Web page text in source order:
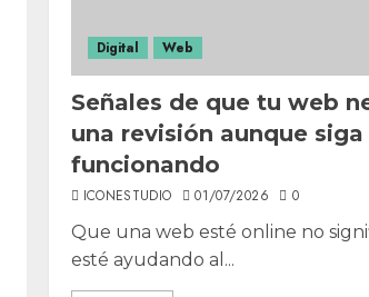
Digital Web
Señales de que tu web
una revisión aunque siga
funcionando
ICONESTUDIO 01/07/2026 0
Que una web esté online no
esté ayudando al...